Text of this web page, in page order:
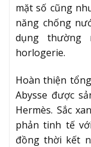
mặt số cũng
năng chống
dụng thường
horlogerie.
Hoàn thiện
Abysse được
Hermès. Sắc
phản tinh tế
đồng thời kết